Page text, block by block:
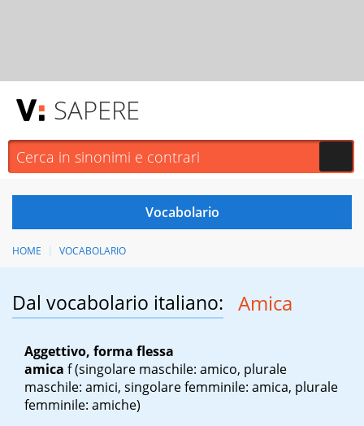
SAPERE
HOME VOCABOLARIO
Dal vocabolario italiano: Amica
Aggettivo, forma flessa
amica f(singolare maschile: amico, plurale
maschile: amici, singolare femminile: amica, plurale
femminile: amiche)